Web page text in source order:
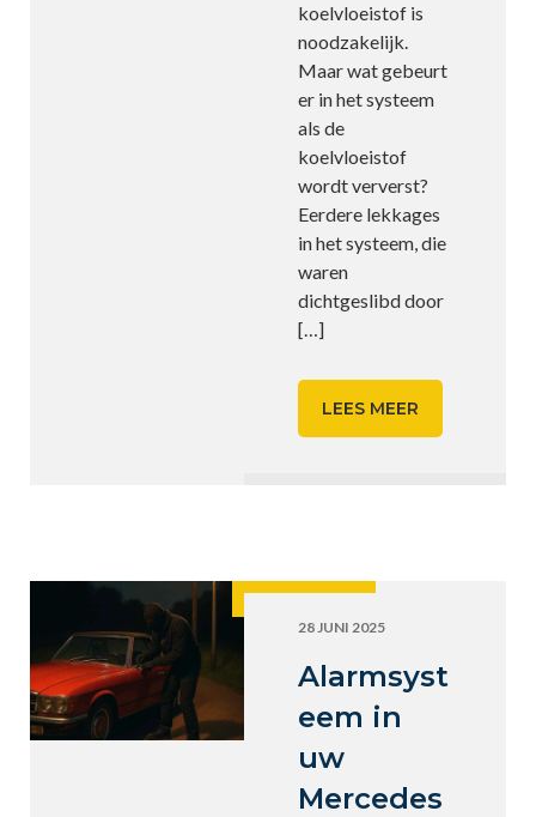
koelvloeistof is
noodzakelijk.
Maar wat gebeurt
er in het systeem
als de
koelvloeistof
wordt ververst?
Eerdere lekkages
in het systeem, die
waren
dichtgeslibd door
[…]
LEES MEER
28 JUNI 2025
Alarmsyst
eem in
uw
Mercedes